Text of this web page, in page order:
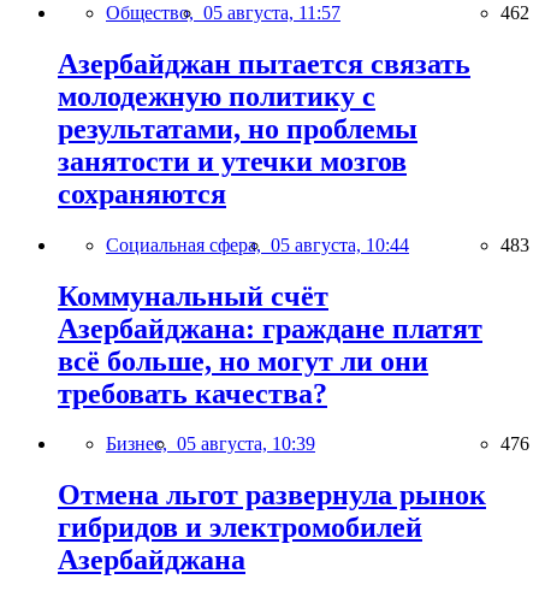
Общество, 05 августа, 11:57 462
Азербайджан пытается связать
молодежную политику с
результатами, но проблемы
занятости и утечки мозгов
сохраняются
Социальная сфера, 05 августа, 10:44 483
Коммунальный счёт
Азербайджана: граждане платят
всё больше, но могут ли они
требовать качества?
Бизнес, 05 августа, 10:39 476
Отмена льгот развернула рынок
гибридов и электромобилей
Азербайджана